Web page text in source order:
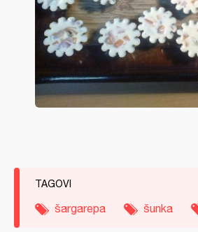
TAGOVI
šargarepa šunka